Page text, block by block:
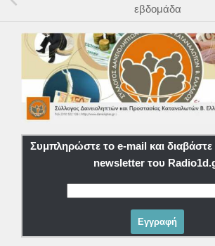
εβδομάδα
Συμπληρώστε το e-mail και διαβάστε
newsletter του